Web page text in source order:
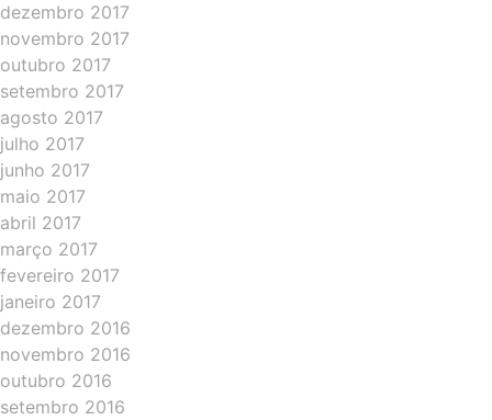
dezembro 2017
novembro 2017
outubro 2017
setembro 2017
agosto 2017
julho 2017
junho 2017
maio 2017
abril 2017
março 2017
fevereiro 2017
janeiro 2017
dezembro 2016
novembro 2016
outubro 2016
setembro 2016